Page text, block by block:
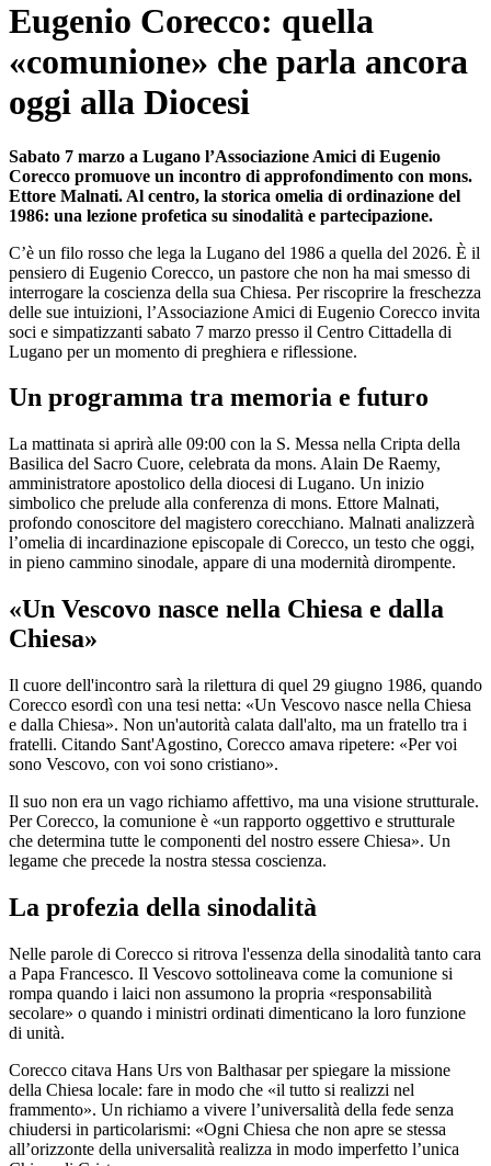
Eugenio Corecco: quella
«comunione» che parla ancora
oggi alla Diocesi
Sabato 7 marzo a Lugano l’Associazione Amici di Eugenio
Corecco promuove un incontro di approfondimento con mons.
Ettore Malnati. Al centro, la storica omelia di ordinazione del
1986: una lezione profetica su sinodalità e partecipazione.
C’è un filo rosso che lega la Lugano del 1986 a quella del 2026. È il
pensiero di Eugenio Corecco, un pastore che non ha mai smesso di
interrogare la coscienza della sua Chiesa. Per riscoprire la freschezza
delle sue intuizioni, l’Associazione Amici di Eugenio Corecco invita
soci e simpatizzanti sabato 7 marzo presso il Centro Cittadella di
Lugano per un momento di preghiera e riflessione.
Un programma tra memoria e futuro
La mattinata si aprirà alle 09:00 con la S. Messa nella Cripta della
Basilica del Sacro Cuore, celebrata da mons. Alain De Raemy,
amministratore apostolico della diocesi di Lugano. Un inizio
simbolico che prelude alla conferenza di mons. Ettore Malnati,
profondo conoscitore del magistero corecchiano. Malnati analizzerà
l’omelia di incardinazione episcopale di Corecco, un testo che oggi,
in pieno cammino sinodale, appare di una modernità dirompente.
«Un Vescovo nasce nella Chiesa e dalla
Chiesa»
Il cuore dell'incontro sarà la rilettura di quel 29 giugno 1986, quando
Corecco esordì con una tesi netta: «Un Vescovo nasce nella Chiesa
e dalla Chiesa». Non un'autorità calata dall'alto, ma un fratello tra i
fratelli. Citando Sant'Agostino, Corecco amava ripetere: «Per voi
sono Vescovo, con voi sono cristiano».
Il suo non era un vago richiamo affettivo, ma una visione strutturale.
Per Corecco, la comunione è «un rapporto oggettivo e strutturale
che determina tutte le componenti del nostro essere Chiesa». Un
legame che precede la nostra stessa coscienza.
La profezia della sinodalità
Nelle parole di Corecco si ritrova l'essenza della sinodalità tanto cara
a Papa Francesco. Il Vescovo sottolineava come la comunione si
rompa quando i laici non assumono la propria «responsabilità
secolare» o quando i ministri ordinati dimenticano la loro funzione
di unità.
Corecco citava Hans Urs von Balthasar per spiegare la missione
della Chiesa locale: fare in modo che «il tutto si realizzi nel
frammento». Un richiamo a vivere l’universalità della fede senza
chiudersi in particolarismi: «Ogni Chiesa che non apre se stessa
all’orizzonte della universalità realizza in modo imperfetto l’unica